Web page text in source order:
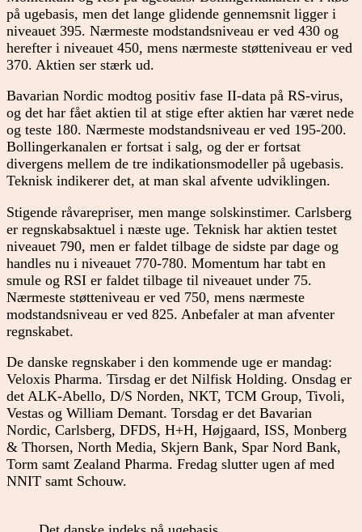
på ugebasis, men det lange glidende gennemsnit ligger i
niveauet 395. Nærmeste modstandsniveau er ved 430 og
herefter i niveauet 450, mens nærmeste støtteniveau er ved
370. Aktien ser stærk ud.
Bavarian Nordic modtog positiv fase II-data på RS-virus,
og det har fået aktien til at stige efter aktien har været nede
og teste 180. Nærmeste modstandsniveau er ved 195-200.
Bollingerkanalen er fortsat i salg, og der er fortsat
divergens mellem de tre indikationsmodeller på ugebasis.
Teknisk indikerer det, at man skal afvente udviklingen.
Stigende råvarepriser, men mange solskinstimer. Carlsberg
er regnskabsaktuel i næste uge. Teknisk har aktien testet
niveauet 790, men er faldet tilbage de sidste par dage og
handles nu i niveauet 770-780. Momentum har tabt en
smule og RSI er faldet tilbage til niveauet under 75.
Nærmeste støtteniveau er ved 750, mens nærmeste
modstandsniveau er ved 825. Anbefaler at man afventer
regnskabet.
De danske regnskaber i den kommende uge er mandag:
Veloxis Pharma. Tirsdag er det Nilfisk Holding. Onsdag er
det ALK-Abello, D/S Norden, NKT, TCM Group, Tivoli,
Vestas og William Demant. Torsdag er det Bavarian
Nordic, Carlsberg, DFDS, H+H, Højgaard, ISS, Monberg
& Thorsen, North Media, Skjern Bank, Spar Nord Bank,
Torm samt Zealand Pharma. Fredag slutter ugen af med
NNIT samt Schouw.